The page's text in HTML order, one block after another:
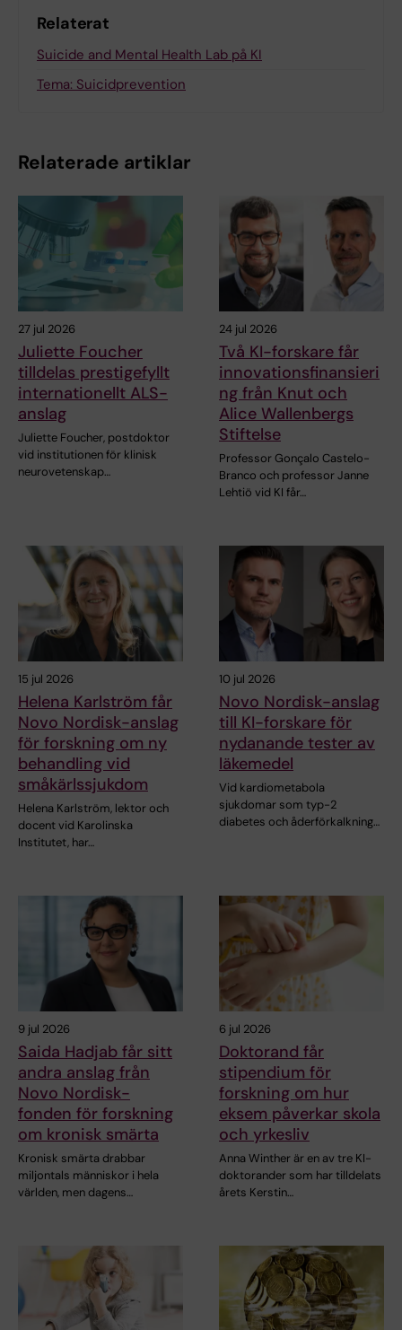
Relaterat
Suicide and Mental Health Lab på KI
Tema: Suicidprevention
Relaterade artiklar
27 jul 2026
Juliette Foucher
tilldelas prestigefyllt
internationellt ALS-
anslag
Juliette Foucher, postdoktor
vid institutionen för klinisk
neurovetenskap…
24 jul 2026
Två KI-forskare får
innovationsfinansieri
ng från Knut och
Alice Wallenbergs
Stiftelse
Professor Gonçalo Castelo-
Branco och professor Janne
Lehtiö vid KI får…
15 jul 2026
Helena Karlström får
Novo Nordisk-anslag
för forskning om ny
behandling vid
småkärlssjukdom
Helena Karlström, lektor och
docent vid Karolinska
Institutet, har…
10 jul 2026
Novo Nordisk-anslag
till KI-forskare för
nydanande tester av
läkemedel
Vid kardiometabola
sjukdomar som typ-2
diabetes och åderförkalkning…
9 jul 2026
Saida Hadjab får sitt
andra anslag från
Novo Nordisk-
fonden för forskning
om kronisk smärta
Kronisk smärta drabbar
miljontals människor i hela
världen, men dagens…
6 jul 2026
Doktorand får
stipendium för
forskning om hur
eksem påverkar skola
och yrkesliv
Anna Winther är en av tre KI-
doktorander som har tilldelats
årets Kerstin…